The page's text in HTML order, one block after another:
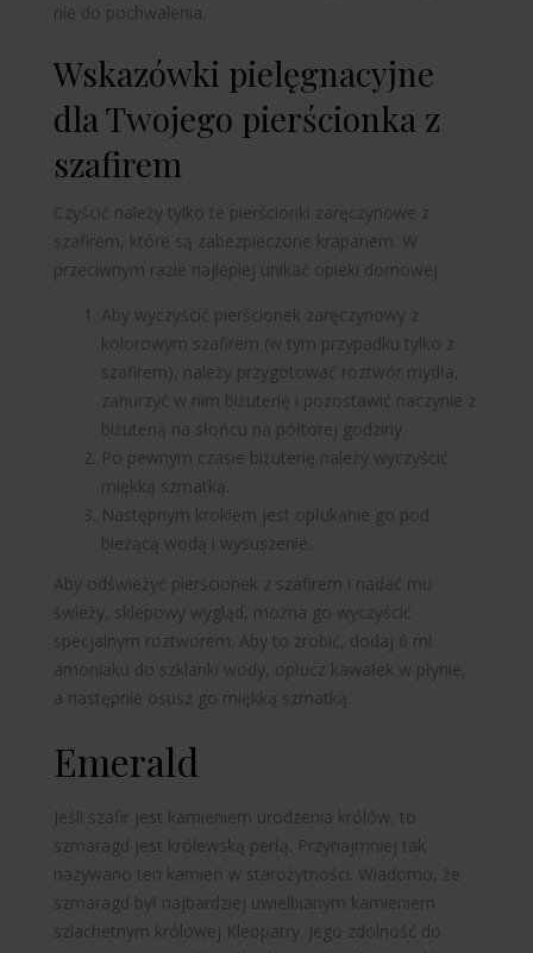
nie do pochwalenia.
Wskazówki pielęgnacyjne
dla Twojego pierścionka z
szafirem
Czyścić należy tylko te pierścionki zaręczynowe z
szafirem, które są zabezpieczone krapanem. W
przeciwnym razie najlepiej unikać opieki domowej.
Aby wyczyścić pierścionek zaręczynowy z
kolorowym szafirem (w tym przypadku tylko z
szafirem), należy przygotować roztwór mydła,
zanurzyć w nim biżuterię i pozostawić naczynie z
biżuterią na słońcu na półtorej godziny.
Po pewnym czasie biżuterię należy wyczyścić
miękką szmatką.
Następnym krokiem jest opłukanie go pod
bieżącą wodą i wysuszenie.
Aby odświeżyć pierścionek z szafirem i nadać mu
świeży, sklepowy wygląd, można go wyczyścić
specjalnym roztworem. Aby to zrobić, dodaj 6 ml.
amoniaku do szklanki wody, opłucz kawałek w płynie,
a następnie osusz go miękką szmatką.
Emerald
Jeśli szafir jest kamieniem urodzenia królów, to
szmaragd jest królewską perłą. Przynajmniej tak
nazywano ten kamień w starożytności. Wiadomo, że
szmaragd był najbardziej uwielbianym kamieniem
szlachetnym królowej Kleopatry. Jego zdolność do